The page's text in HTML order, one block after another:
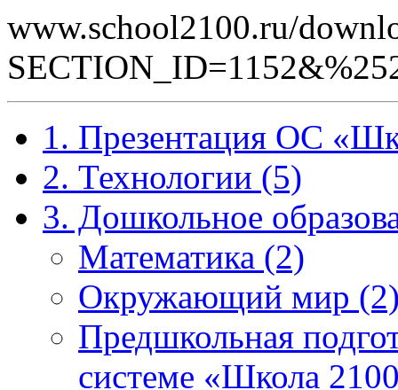
www.school2100.ru/
1. Презентация ОС
2. Технологии (5)
3. Дошкольное
Математика (2)
Окружающий мир
Предшкольная
системе «Школа